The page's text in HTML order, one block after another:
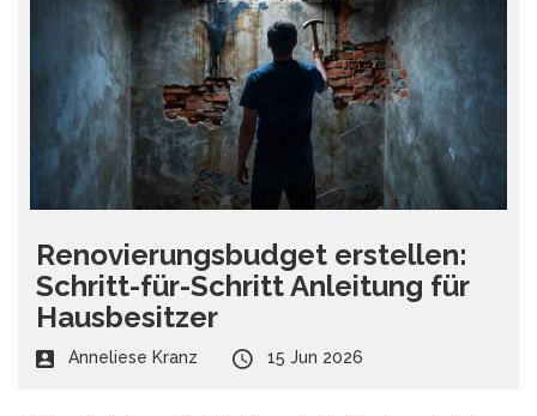
Renovierungsbudget erstellen:
Schritt-für-Schritt Anleitung für
Hausbesitzer
Anneliese Kranz 15 Jun 2026